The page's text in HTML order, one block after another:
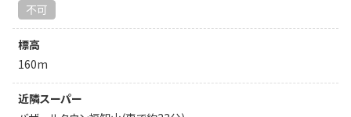
不可
標高
160m
近隣スーパー